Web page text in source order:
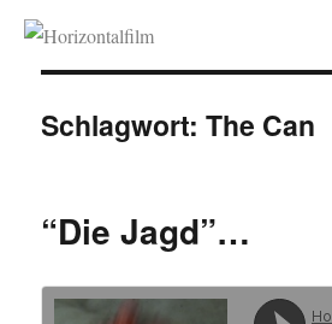
Horizontalfilm
Schlagwort:The Can
“Die Jagd”…